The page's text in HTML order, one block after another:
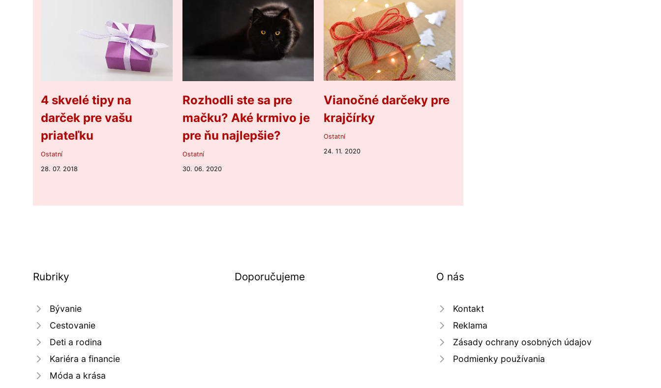
4 skvelé tipy na
darček pre vašu
priateľku
Ostatní
28. 07. 2018
Rozhodli ste sa pre
mačku? Aké krmivo je
pre ňu najlepšie?
Ostatní
30. 06. 2020
Vianočné darčeky pre
krajčírky
Ostatní
24. 11. 2020
Rubriky
Bývanie
Cestovanie
Deti a rodina
Kariéra a financie
Móda a krása
Doporučujeme O nás
Kontakt
Reklama
Zásady ochrany osobných údajov
Podmienky používania